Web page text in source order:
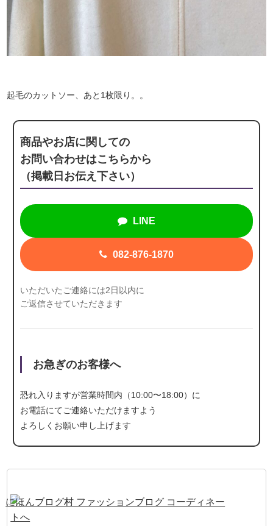
起毛のカットソー、あと1枚限り。。
商品やお店に関しての
お問い合わせはこちらから
（掲載日お伝え下さい）
LINE
082-876-1870
いただいたご連絡には2日以内に
ご返信させていただきます
お急ぎのお客様へ
恐れ入りますが営業時間内（10:00〜18:00）に
お電話にてご連絡いただけますよう
よろしくお願い申し上げます